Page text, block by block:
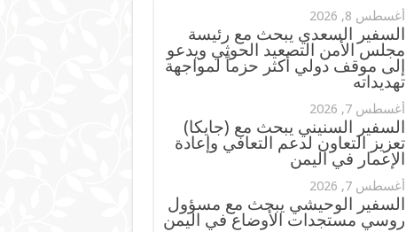
أغسطس 8, 2026
السفير السعدي يبحث مع رئيسة
مجلس الأمن التصعيد الحوثي ويدعو
إلى موقف دولي أكثر حزماً لمواجهة
تهديداته
أغسطس 7, 2026
السفير السنيني يبحث مع (جايكا)
تعزيز التعاون لدعم التعافي وإعادة
الإعمار في اليمن
أغسطس 7, 2026
السفير الوحيشي يبحث مع مسؤول
روسي مستجدات الأوضاع في اليمن